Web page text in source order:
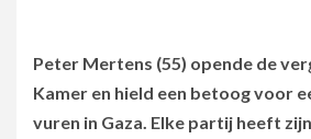
Peter Mertens (55) opende de
Kamer en hield een betoog voor
vuren in Gaza. Elke partij heeft